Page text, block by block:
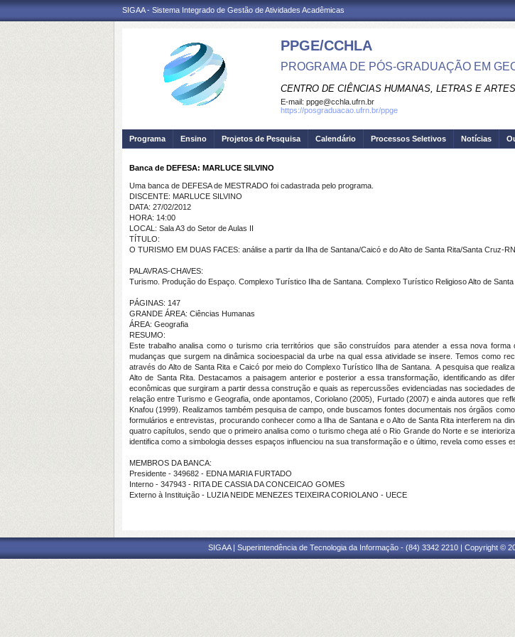
SIGAA - Sistema Integrado de Gestão de Atividades Acadêmicas
PPGE/CCHLA
PROGRAMA DE PÓS-GRADUAÇÃO EM
CENTRO DE CIÊNCIAS HUMANAS, LETRAS E ARTES
E-mail: ppge@cchla.ufrn.br
https://posgraduacao.ufrn.br/ppge
Programa Ensino Projetos de Pesquisa Calendário Processos Seletivos Notícias
Banca de DEFESA: MARLUCE SILVINO
Uma banca de DEFESA de MESTRADO foi cadastrada pelo programa.
DISCENTE: MARLUCE SILVINO
DATA: 27/02/2012
HORA: 14:00
LOCAL: Sala A3 do Setor de Aulas II
TÍTULO:
O TURISMO EM DUAS FACES: análise a partir da Ilha de Santana/Caicó e do Alto de Santa Rita/Santa Cruz-RN
PALAVRAS-CHAVES:
Turismo. Produção do Espaço. Complexo Turístico Ilha de Santana. Complexo Turístico Religioso Alto de Santa
PÁGINAS: 147
GRANDE ÁREA: Ciências Humanas
ÁREA: Geografia
RESUMO:
Este trabalho analisa como o turismo cria territórios que são construídos para atender a essa nova
mudanças que surgem na dinâmica socioespacial da urbe na qual essa atividade se insere. Temos como
através do Alto de Santa Rita e Caicó por meio do Complexo Turístico Ilha de Santana. A pesquisa que
Alto de Santa Rita. Destacamos a paisagem anterior e posterior a essa transformação, identificando as
econômicas que surgiram a partir dessa construção e quais as repercussões evidenciadas nas sociedades
relação entre Turismo e Geografia, onde apontamos, Coriolano (2005), Furtado (2007) e ainda autores que
Knafou (1999). Realizamos também pesquisa de campo, onde buscamos fontes documentais nos órgãos
formulários e entrevistas, procurando conhecer como a Ilha de Santana e o Alto de Santa Rita interferem na
quatro capítulos, sendo que o primeiro analisa como o turismo chega até o Rio Grande do Norte e se
identifica como a simbologia desses espaços influenciou na sua transformação e o último, revela como esses
MEMBROS DA BANCA:
Presidente - 349682 - EDNA MARIA FURTADO
Interno - 347943 - RITA DE CASSIA DA CONCEICAO GOMES
Externo à Instituição - LUZIA NEIDE MENEZES TEIXEIRA CORIOLANO - UECE
SIGAA | Superintendência de Tecnologia da Informação - (84) 3342 2210 | Copyright ©